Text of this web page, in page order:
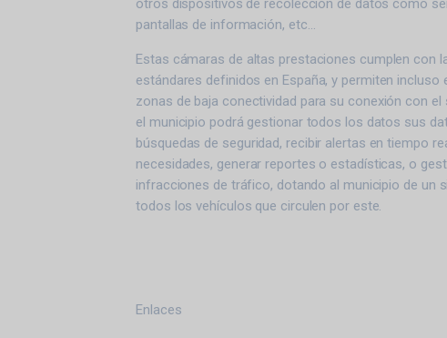
otros dispositivos de recolección de datos como
pantallas de información, etc…
Estas cámaras de altas prestaciones cumplen con
estándares definidos en España, y permiten incluso
zonas de baja conectividad para su conexión con
el municipio podrá gestionar todos los datos sus
búsquedas de seguridad, recibir alertas en tiempo
necesidades, generar reportes o estadísticas, o
infracciones de tráfico, dotando al municipio de un
todos los vehículos que circulen por este.
Enlaces